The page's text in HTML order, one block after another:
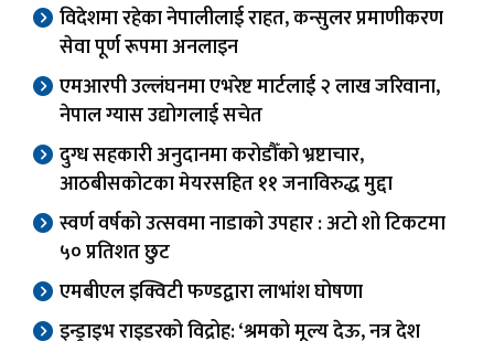
विदेशमा रहेका नेपालीलाई राहत, कन्सुलर प्रमाणीकरण
सेवा पूर्ण रूपमा अनलाइन
एमआरपी उल्लंघनमा एभरेष्ट मार्टलाई २ लाख जरिवाना,
नेपाल ग्यास उद्योगलाई सचेत
दुग्ध सहकारी अनुदानमा करोडौँको भ्रष्टाचार,
आठबीसकोटका मेयरसहित ११ जनाविरुद्ध मुद्दा
स्वर्ण वर्षको उत्सवमा नाडाको उपहार : अटो शो टिकटमा
५० प्रतिशत छुट
एमबीएल इक्विटी फण्डद्वारा लाभांश घोषणा
इन्ड्राइभ राइडरको विद्रोह: ‘श्रमको मूल्य देऊ, नत्र देश